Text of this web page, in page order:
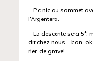
Pic nic au sommet
l’Argentera.
La descente sera 5*,
dit chez nous… bon,
rien de grave!